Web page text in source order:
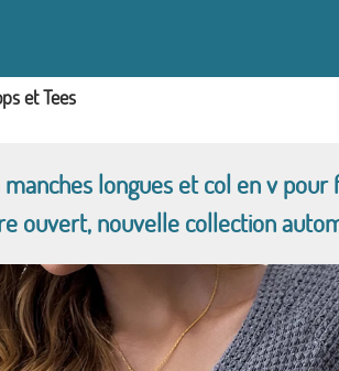
et Tees
longues et col en v
ouvert, nouvelle collection